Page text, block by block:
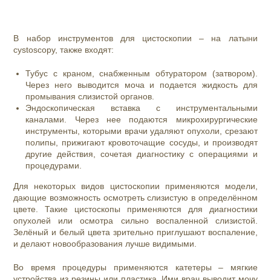
В набор инструментовдля цистоскопии – на латыни
cystoscopy, также входят:
Тубус с краном, снабженным обтуратором (затвором).
Через него выводится моча и подается жидкость для
промывания слизистой органов.
Эндоскопическая вставка с инструментальными
каналами. Через нее подаются микрохирургические
инструменты, которыми врачи удаляют опухоли, срезают
полипы, прижигают кровоточащие сосуды, и производят
другие действия, сочетая диагностику с операциями и
процедурами.
Для некоторых видов цистоскопии применяются модели,
дающие возможность осмотреть слизистую в определённом
цвете. Такие цистоскопы применяются для диагностики
опухолей или осмотра сильно воспаленной слизистой.
Зелёный и белый цвета зрительно приглушают воспаление,
и делают новообразования лучше видимыми.
Во время процедуры применяются катетеры – мягкие